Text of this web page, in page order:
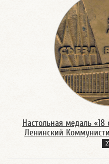
Настольная медаль
Ленинский